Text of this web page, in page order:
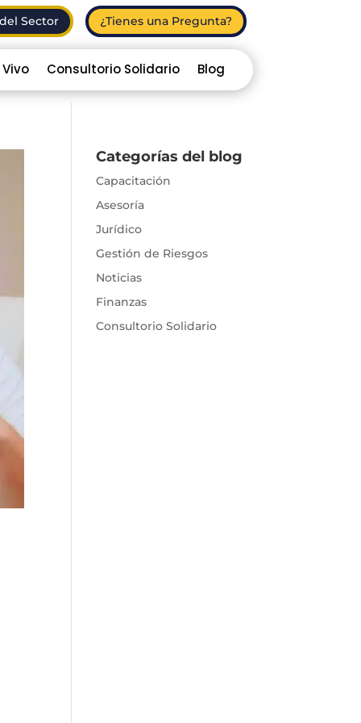
Sector ¿Tienes una Pregunta?
Consultorio Solidario Blog
Categorías del blog
Capacitación
Asesoría
Jurídico
Gestión de Riesgos
Noticias
Finanzas
Consultorio Solidario